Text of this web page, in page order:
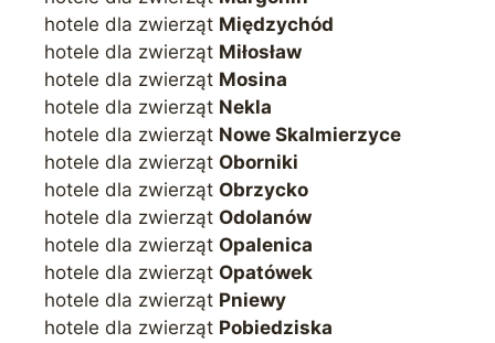
hotele dla zwierząt Międzychód
hotele dla zwierząt Miłosław
hotele dla zwierząt Mosina
hotele dla zwierząt Nekla
hotele dla zwierząt Nowe Skalmierzyce
hotele dla zwierząt Oborniki
hotele dla zwierząt Obrzycko
hotele dla zwierząt Odolanów
hotele dla zwierząt Opalenica
hotele dla zwierząt Opatówek
hotele dla zwierząt Pniewy
hotele dla zwierząt Pobiedziska